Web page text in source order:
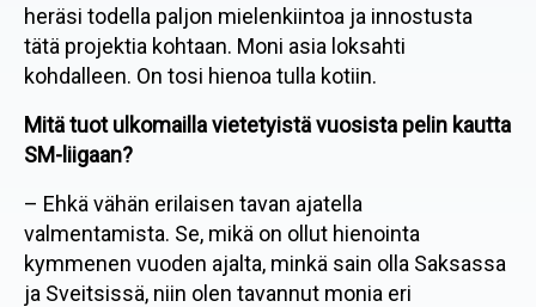
heräsi todella paljon mielenkiintoa ja innostusta
tätä projektia kohtaan. Moni asia loksahti
kohdalleen. On tosi hienoa tulla kotiin.
Mitä tuot ulkomailla vietetyistä vuosista pelin kautta
SM-liigaan?
– Ehkä vähän erilaisen tavan ajatella
valmentamista. Se, mikä on ollut hienointa
kymmenen vuoden ajalta, minkä sain olla Saksassa
ja Sveitsissä, niin olen tavannut monia eri